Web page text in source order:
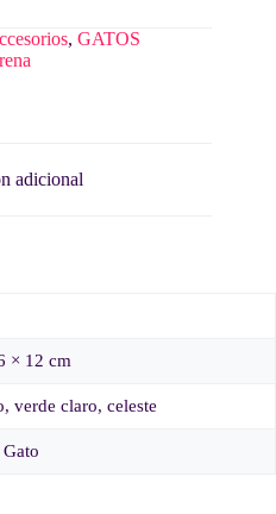
, GATOS
adicional
× 12 cm
verde claro, celeste